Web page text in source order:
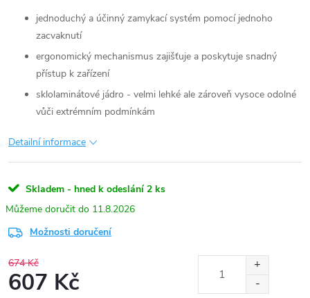
jednoduchý a účinný zamykací systém pomocí jednoho
zacvaknutí
ergonomický mechanismus zajišťuje a poskytuje snadný
přístup k zařízení
sklolaminátové jádro - velmi lehké ale zároveň vysoce odolné
vůči extrémním podmínkám
Detailní informace
Skladem - hned k odeslání 2 ks
11.8.2026
Možnosti doručení
674 Kč
607 Kč